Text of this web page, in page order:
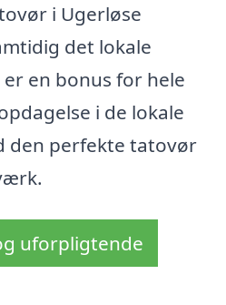
i Ugerløse
det lokale
en bonus for hele
i de lokale
den perfekte tatovør
uforpligtende